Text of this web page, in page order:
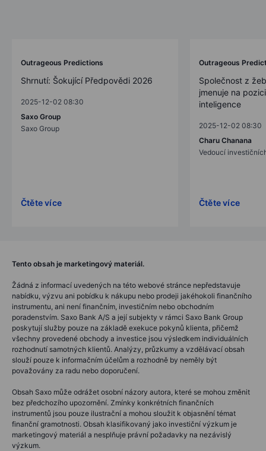
Outrageous Predictions
Shrnutí: Šokující Předpovědi 2026
2025-12-02 08:30
Saxo Group
Saxo Group
Čtěte více
Outrageous
Společnost z
jmenuje na
inteligence
2025-12-02 08:30
Charu Chanana
Vedoucí
Čtěte více
Tento obsah je marketingový materiál.
Žádná z informací uvedených na této webové stránce nepředstavuje
nabídku, výzvu ani pobídku k nákupu nebo prodeji jakéhokoli finančního
instrumentu, ani není finančním, investičním nebo obchodním
poradenstvím. Saxo Bank A/S a její subjekty v rámci Saxo Bank Group
poskytují služby pouze na základě exekuce pokynů klienta, přičemž
všechny provedené obchody a investice jsou výsledkem individuálních
rozhodnutí samotných klientů. Analýzy, průzkumy a vzdělávací obsah
slouží pouze k informačním účelům a rozhodně by neměly být
považovány za radu nebo doporučení.
Obsah Saxo může odrážet osobní názory autora, které se mohou změnit
bez předchozího upozornění. Zmínky konkrétních finančních
instrumentů jsou pouze ilustrační a mohou sloužit k objasnění témat
finanční gramotnosti. Obsah klasifikovaný jako investiční výzkum je
marketingový materiál a nesplňuje právní požadavky na nezávislý
výzkum.